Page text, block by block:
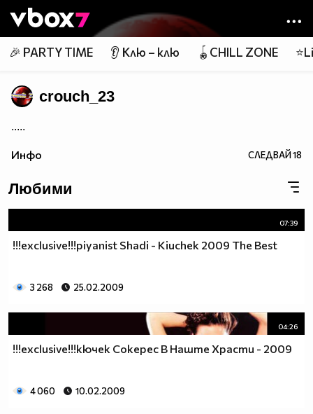
👾
🎉 PARTY TIME 👂 Клю – клю 🪀CHILL ZONE
crouch_23
.....
Инфо СЛЕДВАЙ18
Любими
07:39
!!!exclusive!!!piyanist Shadi - Kiuchek 2009 The Best
3 268 25.02.2009
04:26
!!!exclusive!!!кючек Сокерес В Наште Храсти - 2009
4 060 10.02.2009